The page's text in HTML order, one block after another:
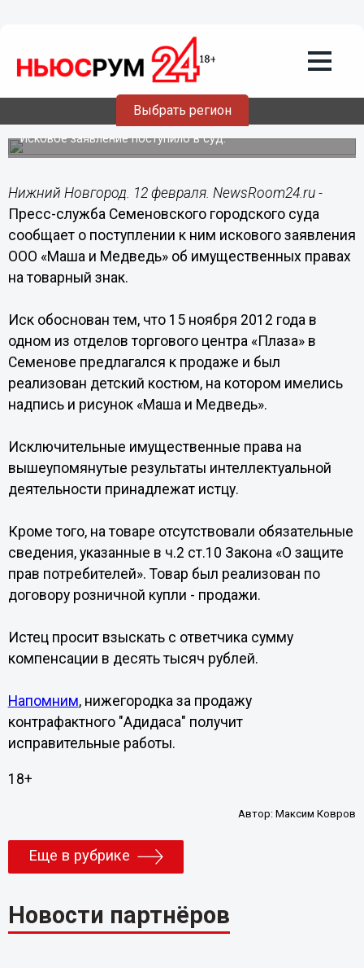
Выбрать регион
В Нижегородской области ООО «Маша
и Медведь» хочет взыскать
компенсацию за товарный знак
Исковое заявление поступило в суд.
Нижний Новгород. 12 февраля. NewsRoom24.ru -
Пресс-служба Семеновского городского суда
сообщает о поступлении к ним искового заявления
ООО «Маша и Медведь» об имущественных правах
на товарный знак.
Иск обоснован тем, что 15 ноября 2012 года в
одном из отделов торгового центра «Плаза» в
Семенове предлагался к продаже и был
реализован детский костюм, на котором имелись
надпись и рисунок «Маша и Медведь».
Исключительные имущественные права на
вышеупомянутые результаты интеллектуальной
деятельности принадлежат истцу.
Кроме того, на товаре отсутствовали обязательные
сведения, указанные в ч.2 ст.10 Закона «О защите
прав потребителей». Товар был реализован по
договору розничной купли - продажи.
Истец просит взыскать с ответчика сумму
компенсации в десять тысяч рублей.
Напомним, нижегородка за продажу
контрафактного "Адидаса" получит
исправительные работы.
18+
Автор:Максим Ковров
Еще в рубрике
Новости партнёров